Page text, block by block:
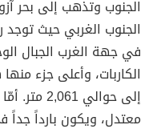
الجنوب وتذهب إلى بحر
الجنوب الغربي حيث توجد
في جهة الغرب الجبال
الكاربات، وأعلى جزء
إلى حوالي
معتدل، ويكون بارداً